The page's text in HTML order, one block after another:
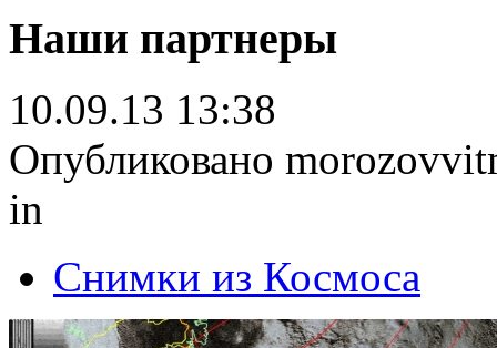
Наши партнеры
10.09.13 13:38
Опубликовано
in
Снимки из Космоса